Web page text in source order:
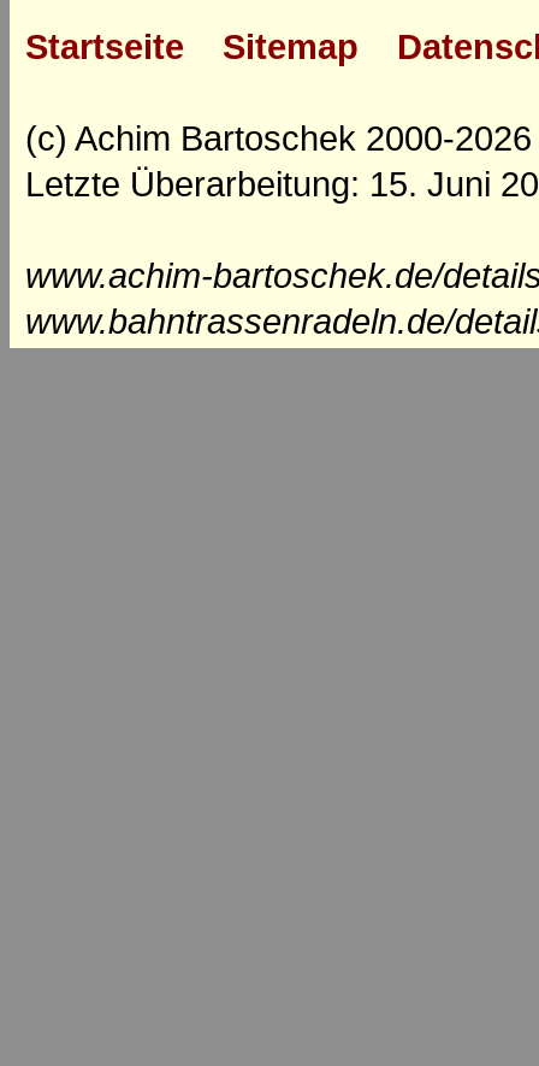
Startseite Sitemap
(c) Achim Bartoschek 2000-2026
Letzte Überarbeitung: 15. Juni
www.achim-bartoschek.de/
www.bahntrassenradeln.de/